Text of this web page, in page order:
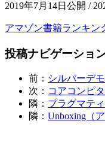
2019年7月14日公開 /
アマゾン書籍ランキン
投稿ナビゲーショ
前： シルバーデ
次： コアコンピ
隣： プラグマテ
隣： Unboxing（